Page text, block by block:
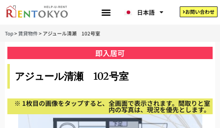
日本語
Tiếng Việt
お問い合わせ
Top>賃貸物件> アジュール清瀬 102号室
アジュール清瀬 102号室
即入居可
※ 1枚目の画像をタップすると、全画面で表示されます。間取りと室
内の写真は、現況を優先とします。